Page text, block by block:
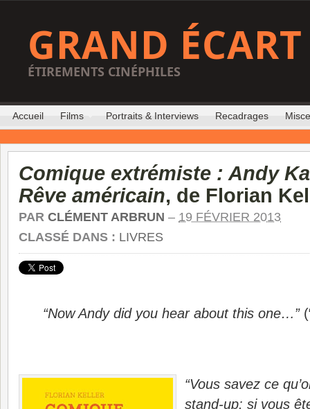
GRAND ÉCART
ÉTIREMENTS CINÉPHILES
Accueil Films Portraits & Interviews Recadrages
Comique extrémiste : Andy
Rêve américain, de Florian
PAR CLÉMENT ARBRUN – 19 FÉVRIER 2013
CLASSÉ DANS : LIVRES
“Now Andy did you hear about this one…”
“Vous savez ce
stand-up: si vous